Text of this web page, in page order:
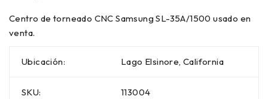
Centro de torneado CNC Samsung SL-35A/1500 usado en
venta.
Ubicación: Lago Elsinore, California
SKU: 113004